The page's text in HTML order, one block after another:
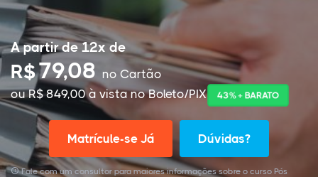
A partir de 12x de
R$79,08 no Cartão
ou R$ 849,00 à vista no Boleto/PIX
43% + BARATO
Matrícule-se Já Dúvidas?
Fale com um consultor para maiores informações sobre o curso Pós